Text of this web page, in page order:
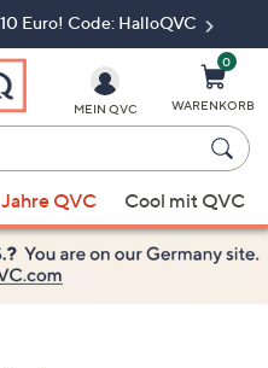
Euro! Code: HalloQVC
MEIN QVC
0
WARENKORB
QVC Cool mit QVC